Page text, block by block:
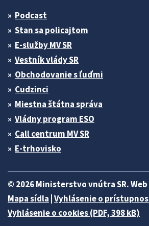
Podcast
Stan sa policajtom
E-služby MV SR
Vestník vlády SR
Obchodovanie s ľuďmi
Cudzinci
Miestna štátna správa
Vládny program ESO
Call centrum MV SR
E-trhovisko
© 2026 Ministerstvo vnútra SR. Web
Mapa sídla Vyhlásenie o
Vyhlásenie o cookies (PDF, 398 kB)